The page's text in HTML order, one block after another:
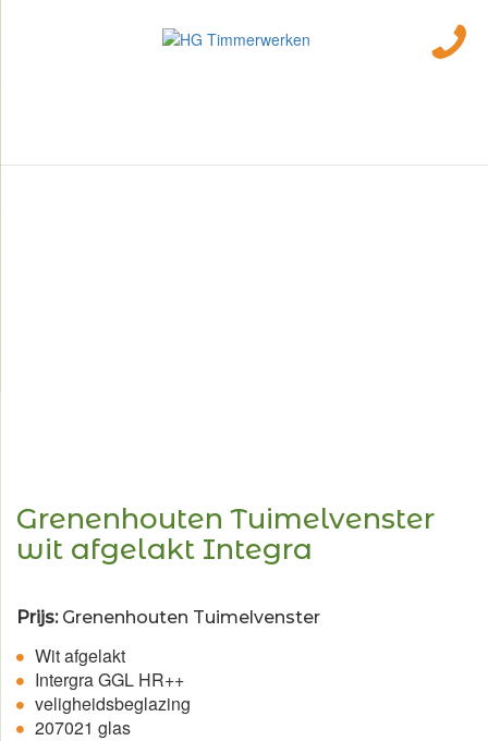
Grenenhouten Tuimelvenster
wit afgelakt Integra
Prijs:Grenenhouten Tuimelvenster
Wit afgelakt
Intergra GGL HR++
veligheidsbeglazing
207021 glas